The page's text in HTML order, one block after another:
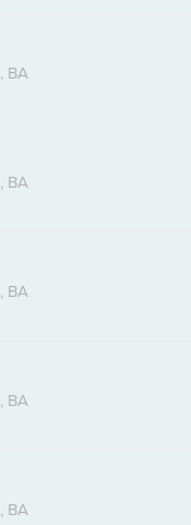
, BA
, BA
, BA
, BA
, BA